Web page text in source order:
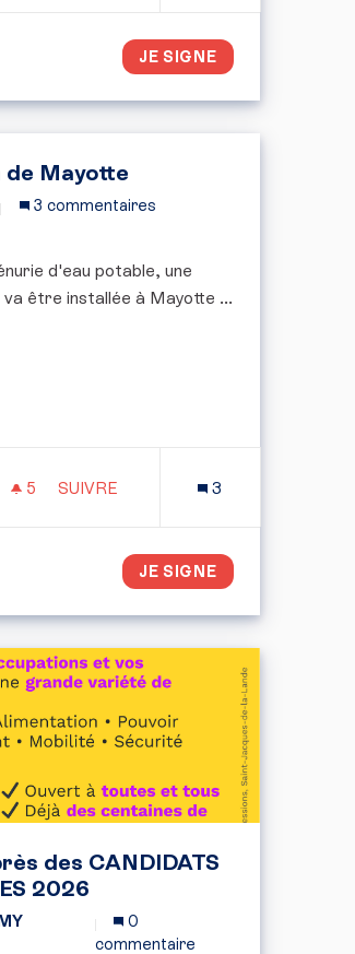
JE SIGNE
DE FRANCE TOUCHÉES PAR LA
de Mayotte
3 commentaires
d'eau potable, une
va être installée à Mayotte ...
5 5 ABONNÉS
SUIVRE
3
JE SIGNE
des CANDIDATS
2026
0
commentaire